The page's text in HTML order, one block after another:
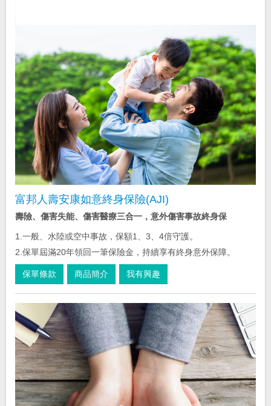
富邦人壽安康如意終身保險(AJI)
壽險、傷害失能、傷害醫療三合一，意外傷害事故終身保
1.一般、水陸或空中事故，保額1、3、4倍守護。
2.保單屆滿20年領回一筆保險金，持續享有終身意外保障。
保單條款 商品簡介 我有興趣